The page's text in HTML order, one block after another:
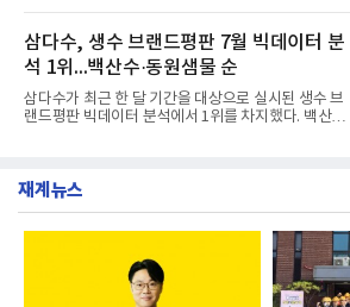
반에 전파하는 역할
인은 장마와 폭염, 여름휴가 등으로 헌혈 참여가 줄어
드는 시기에 안정적 혈액 수급에 기여하고 생명나눔
문화를 확산하기 위해 마련됐다.캠페인은 종근당 천
안공장을 시작으로 ▲효종연구소 ▲종근당바이오 안
산공장 ▲경보제약 아산본사 ▲종근당건강 당진공장
▲종근당 본사 등 전국 6개 사업장에서 릴레이 방식
으로 이어졌다.캠페인 기간에는 임직원의 참여를 독
증을 한국백혈병
삼다수, 생수 브랜드평판 7월 빅데이터 분
석 1위...백산수·동원샘물 순
삼다수가 최근 한 달 기간을 대상으로 실시된 생수 브
랜드평판 빅데이터 분석에서 1위를 차지했다. 백산수
까지 수집된 소비자 빅데이터 3,702,555건을 분석한
터는 지난 4월(3,435,836건) 대비 7.76% 증가한 수
치다.연구소에 따르면 7월 생수 브랜드평판 순위는 삼
다수, 백산수, 동원샘물, 스파클, 아이시스, 에비앙,
몽베스트, 크리스탈, 풀무원샘물, 평창수, 지리산수,
재계뉴스